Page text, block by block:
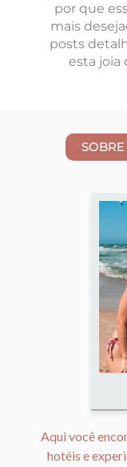
por que
mais
posts
esta joia
Aqui você
hotéis e